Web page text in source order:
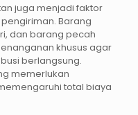
juga menjadi faktor
Barang
dan barang pecah
khusus agar
berlangsung.
memerlukan
total biaya